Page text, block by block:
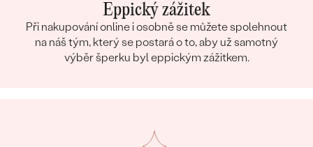
Eppický zážitek
Při nakupování online i osobně se můžete spolehnout
na náš tým, který se postará o to, aby už samotný
výběr šperku byl eppickým zážitkem.